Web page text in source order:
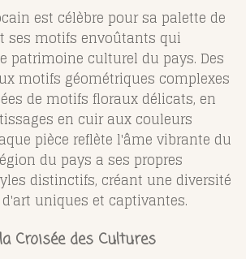
est célèbre pour sa palette de
ses motifs envoûtants qui
patrimoine culturel du pays. Des
motifs géométriques complexes
de motifs floraux délicats, en
en cuir aux couleurs
pièce reflète l'âme vibrante du
du pays a ses propres
distinctifs, créant une diversité
uniques et captivantes.
Croisée des Cultures